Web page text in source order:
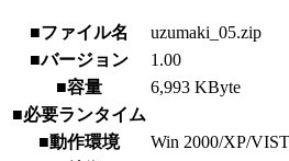
■ファイル名
uzumaki_05.zip
■バージョン
1.00
■容量
6,993 KByte
■必要ランタイム
■動作環境
Win 2000/XP/